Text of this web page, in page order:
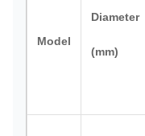
Model
Diameter
(mm)